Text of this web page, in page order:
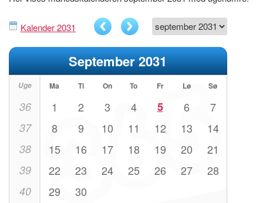
Kalender 2031
September 2031
Uge Ma Ti On To Fr Lø Sø
36 1 2 3 4 5 6 7
37 8 9 10 11 12 13 14
38 15 16 17 18 19 20 21
39 22 23 24 25 26 27 28
40 29 30